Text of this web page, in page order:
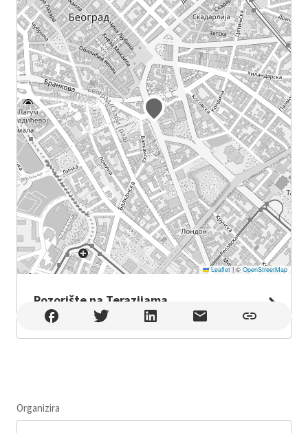
Leaflet |© OpenStreetMap
Pozorište na Terazijama
Pozorište na Terazijama , Beograd
Organizira